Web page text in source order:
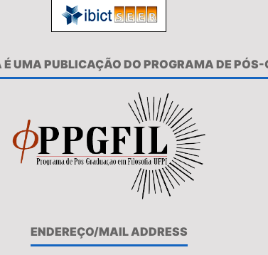
UMA PUBLICAÇÃO DO PROGRAMA DE
ENDEREÇO/MAIL ADDRESS